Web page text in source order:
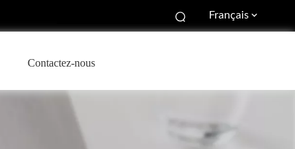
Français
Contactez-nous